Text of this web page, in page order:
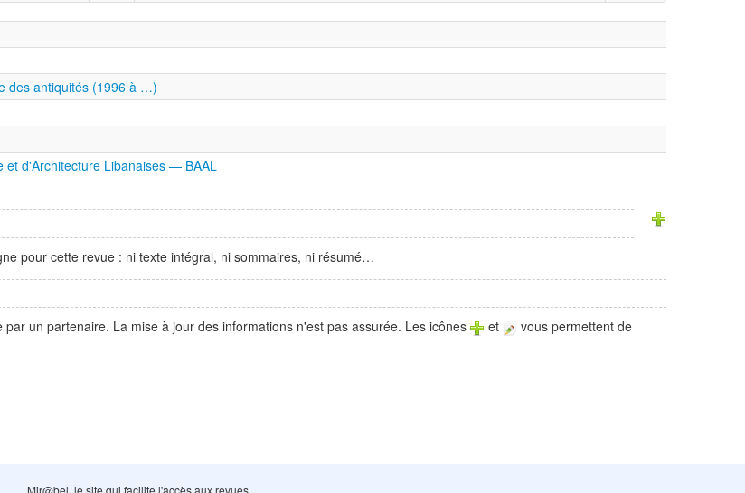
des antiquités (1996 à …)
et d'Architecture Libanaises — BAAL
pour cette revue : ni texte intégral, ni sommaires, ni résumé…
un partenaire. La mise à jour des informations n'est pas assurée. Les icônes et
vous permettent de
Mir@bel, le site qui facilite l'accès aux revues